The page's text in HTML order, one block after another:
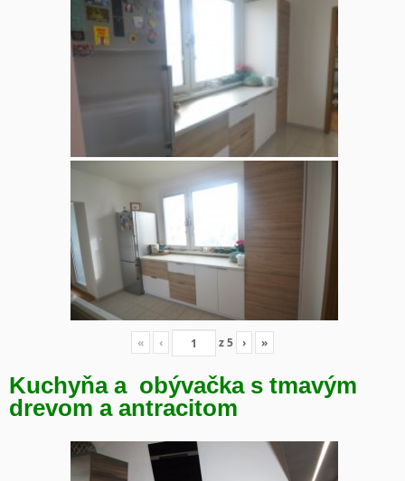
« ‹ z5 › »
Kuchyňa a obývačka s tmavým
drevom a antracitom